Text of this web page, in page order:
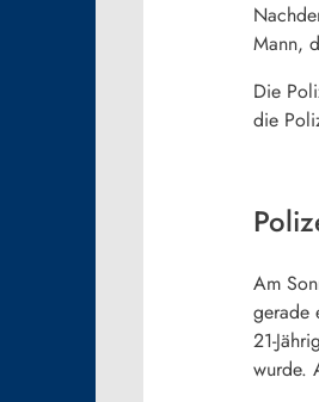
Mann,
Die
die
Am
gerade
21-
wurde.